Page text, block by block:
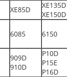
XE85D
XE135D
XE150D
6085 6150
909D
910D
P10D
P15E
P16D